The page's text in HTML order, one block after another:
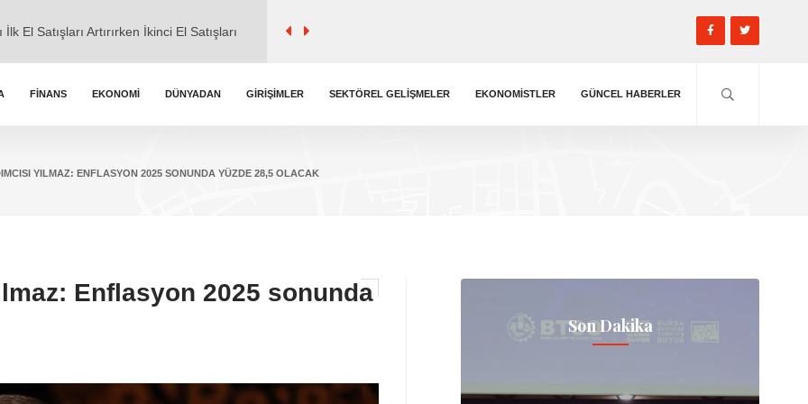
ile ticaret" iddialarına cevap verdi.
Zirvede
FINANS EKONOMI DÜNYADAN GIRIŞIMLER SEKTÖREL GELIŞMELER EKONOMISTLER GÜNCEL HABERLER
YILMAZ: ENFLASYON 2025 SONUNDA YÜZDE 28,5 OLACAK
Enflasyon 2025 sonunda
Son Dakika